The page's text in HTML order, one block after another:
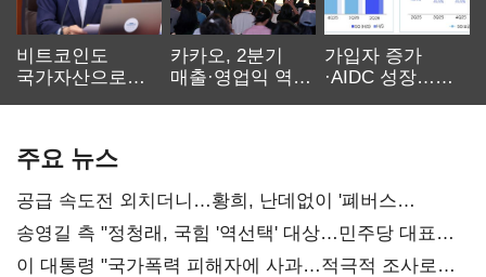
비트코인도
국가자산으로…'
카카오, 2분기
매출·영업익 역대
가입자 증가
·AIDC 성장…
주요 뉴스
공급 속도전 외치더니…황희, 난데없이 '폐버스
리모델링' 제안
송영길 측 "정청래, 국힘 '역선택' 대상…민주당 대표로
총선 지휘 못해"
이 대통령 "국가폭력 피해자에 사과…적극적 조사로